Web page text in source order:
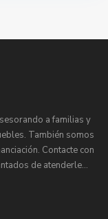
a familias y
También somos
Contacte con
de atenderle…